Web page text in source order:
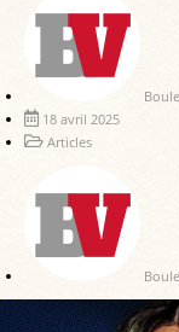
18 avril 2025
Articles